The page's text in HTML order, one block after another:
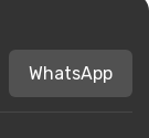
WhatsApp